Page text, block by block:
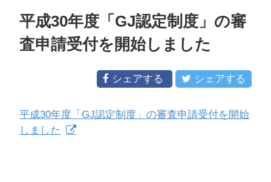
平成30年度「GJ認定制度」の審
査申請受付を開始しました
シェアする シェアする
平成30年度「GJ認定制度」の審査申請受付を開始
しました